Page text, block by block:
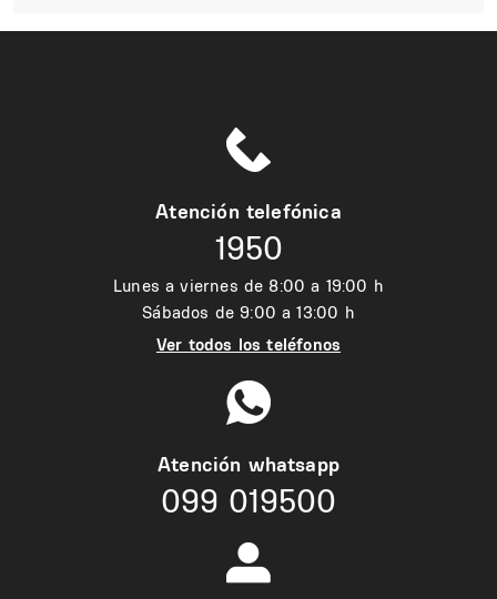
Atención telefónica
1950
Lunes a viernes de 8:00 a 19:00 h
Sábados de 9:00 a 13:00 h
Ver todos los teléfonos
Atención whatsapp
099 019500